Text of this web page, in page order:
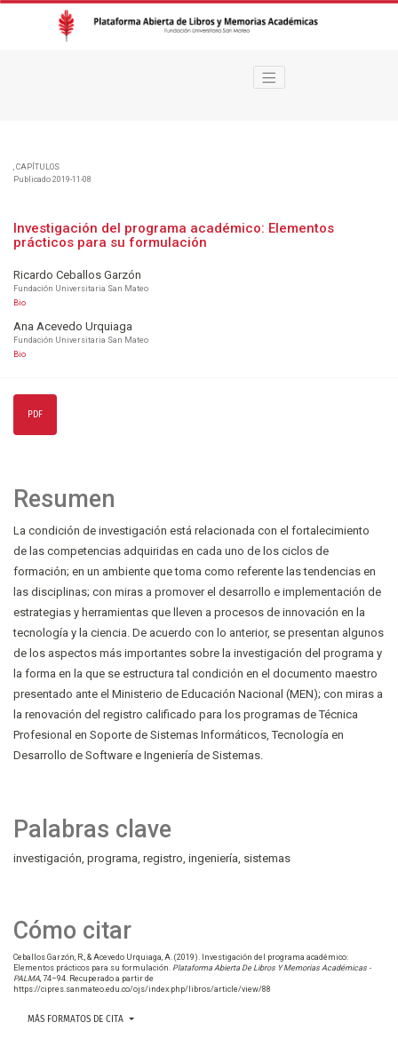
, CAPÍTULOS
Investigación del programa académico: Elementos
prácticos para su formulación
Publicado 2019-11-08
Ricardo Ceballos Garzón
Fundación Universitaria San Mateo
Bio
Ana Acevedo Urquiaga
Fundación Universitaria San Mateo
Bio
PDF
Palabras clave
investigación programa registro ingeniería sistemas
Cómo citar
Ceballos Garzón, R., & Acevedo Urquiaga, A. (2019). Investigación del programa académico:
Elementos prácticos para su formulación. Plataforma Abierta De Libros Y Memorias Académicas -
PALMA, 74–94. Recuperado a partir de
https://cipres.sanmateo.edu.co/ojs/index.php/libros/article/view/88
MÁS FORMATOS DE CITA
Resumen
La condición de investigación está relacionada con el fortalecimiento
de las competencias adquiridas en cada uno de los ciclos de
formación; en un ambiente que toma como referente las tendencias en
las disciplinas; con miras a promover el desarrollo e implementación de
estrategias y herramientas que lleven a procesos de innovación en la
tecnología y la ciencia. De acuerdo con lo anterior, se presentan algunos
de los aspectos más importantes sobre la investigación del programa y
la forma en la que se estructura tal condición en el documento maestro
presentado ante el Ministerio de Educación Nacional (MEN); con miras a
la renovación del registro calificado para los programas de Técnica
Profesional en Soporte de Sistemas Informáticos, Tecnología en
Desarrollo de Software e Ingeniería de Sistemas.